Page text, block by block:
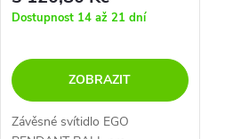
Dostupnost 14 až 21 dní
ZOBRAZIT
Závěsné svítidlo EGO